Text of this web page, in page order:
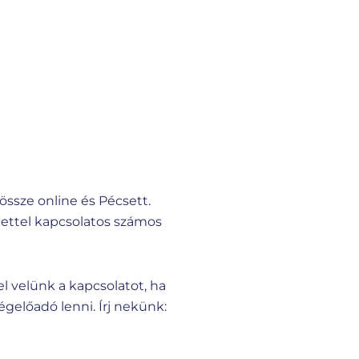
online és Pécsett.
kapcsolatos számos
velünk a kapcsolatot, ha
lenni. Írj nekünk: